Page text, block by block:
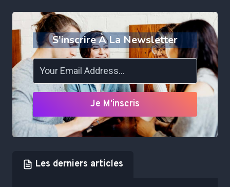
S'inscrire À La Newsletter
Je M'inscris
Les derniers articles